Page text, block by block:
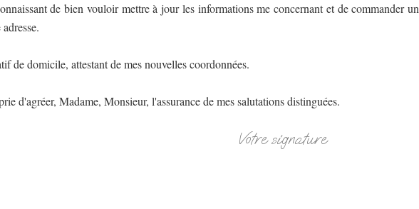
de bien vouloir mettre à jour les informations me concernant et de commander un
de domicile, attestant de mes nouvelles coordonnées.
d'agréer, Madame, Monsieur, l'assurance de mes salutations distinguées.
Votre signature